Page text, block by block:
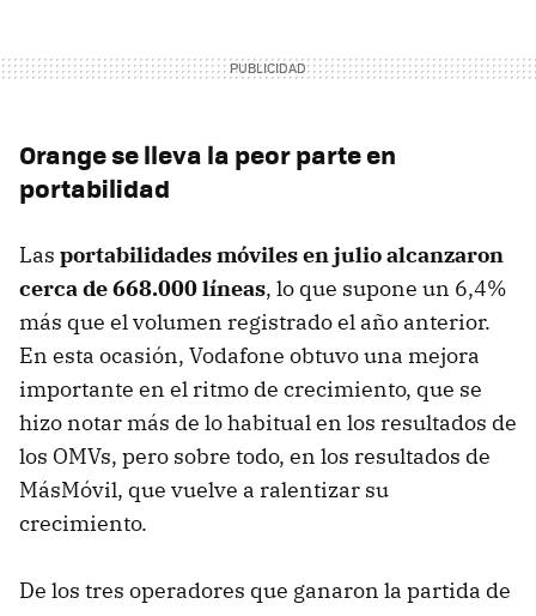
Orange se lleva la peor parte en
portabilidad
Las portabilidades móviles en julio alcanzaron
cerca de 668.000 líneas, lo que supone un 6,4%
más que el volumen registrado el año anterior.
En esta ocasión, Vodafone obtuvo una mejora
importante en el ritmo de crecimiento, que se
hizo notar más de lo habitual en los resultados de
los OMVs, pero sobre todo, en los resultados de
MásMóvil, que vuelve a ralentizar su
crecimiento.
De los tres operadores que ganaron la partida de